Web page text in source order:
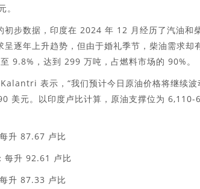
初步数据，印度在 2024 年 12 月经历了汽油和
逐年上升趋势，但由于婚礼季节，柴油需求却
9.8%，达到 299 万吨，占燃料市场的 90%。
表示，“我们预计今日原油价格将继续波
元。以印度卢比计算，原油支撑位为 6,110-
升 87.67 卢比
每升 92.61 卢比
升 87.33 卢比